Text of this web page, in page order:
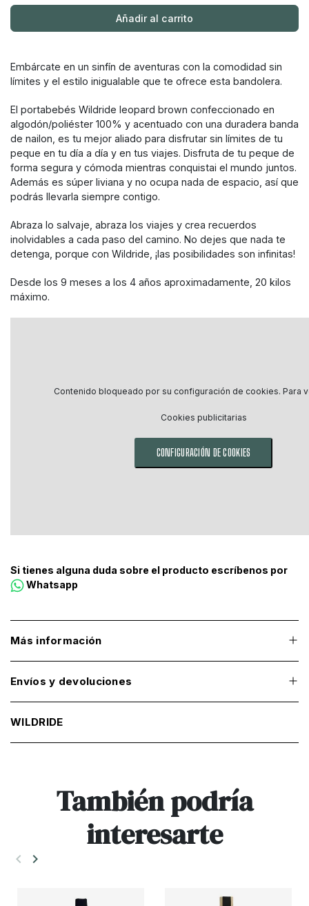
Añadir al carrito
Embárcate en un sinfín de aventuras con la comodidad sin
límites y el estilo inigualable que te ofrece esta bandolera.
El portabebés Wildride leopard brown confeccionado en
algodón/poliéster 100% y acentuado con una duradera banda
de nailon, es tu mejor aliado para disfrutar sin límites de tu
peque en tu día a día y en tus viajes. Disfruta de tu peque de
forma segura y cómoda mientras conquistai el mundo juntos.
Además es súper liviana y no ocupa nada de espacio, así que
podrás llevarla siempre contigo.
Abraza lo salvaje, abraza los viajes y crea recuerdos
inolvidables a cada paso del camino. No dejes que nada te
detenga, porque con Wildride, ¡las posibilidades son infinitas!
Desde los 9 meses a los 4 años aproximadamente, 20 kilos
máximo.
Contenido bloqueado por su configuración de cookies. Para
Cookies publicitarias
CONFIGURACIÓN DE COOKIES
Si tienes alguna duda sobre el producto escríbenos por
Whatsapp
Más información
Envíos y devoluciones
WILDRIDE
También podría
interesarte
Anterior
keyboard_arrow_left Siguiente
keyboard_arrow_right